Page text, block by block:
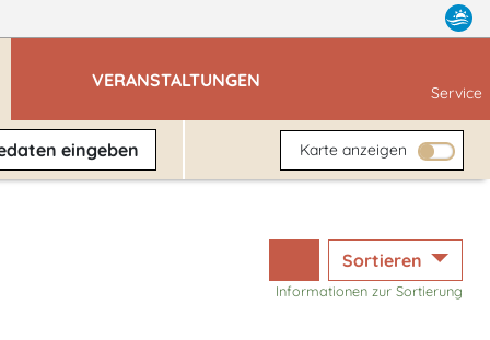
VERANSTALTUNGEN
Service
eingeben Karte anzeigen
Sortieren
Informationen zur Sortierung